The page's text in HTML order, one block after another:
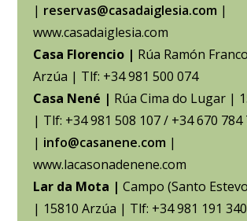
| reservas@casadaiglesia.com |
www.casadaiglesia.com
Casa Florencio | Rúa Ramón
Arzúa | Tlf: +34 981 500 074
Casa Nené | Rúa Cima do Lugar |
| Tlf: +34 981 508 107 / +34 670 784
| info@casanene.com |
www.lacasonadenene.com
Lar da Mota | Campo (Santo
| 15810 Arzúa | Tlf: +34 981 191